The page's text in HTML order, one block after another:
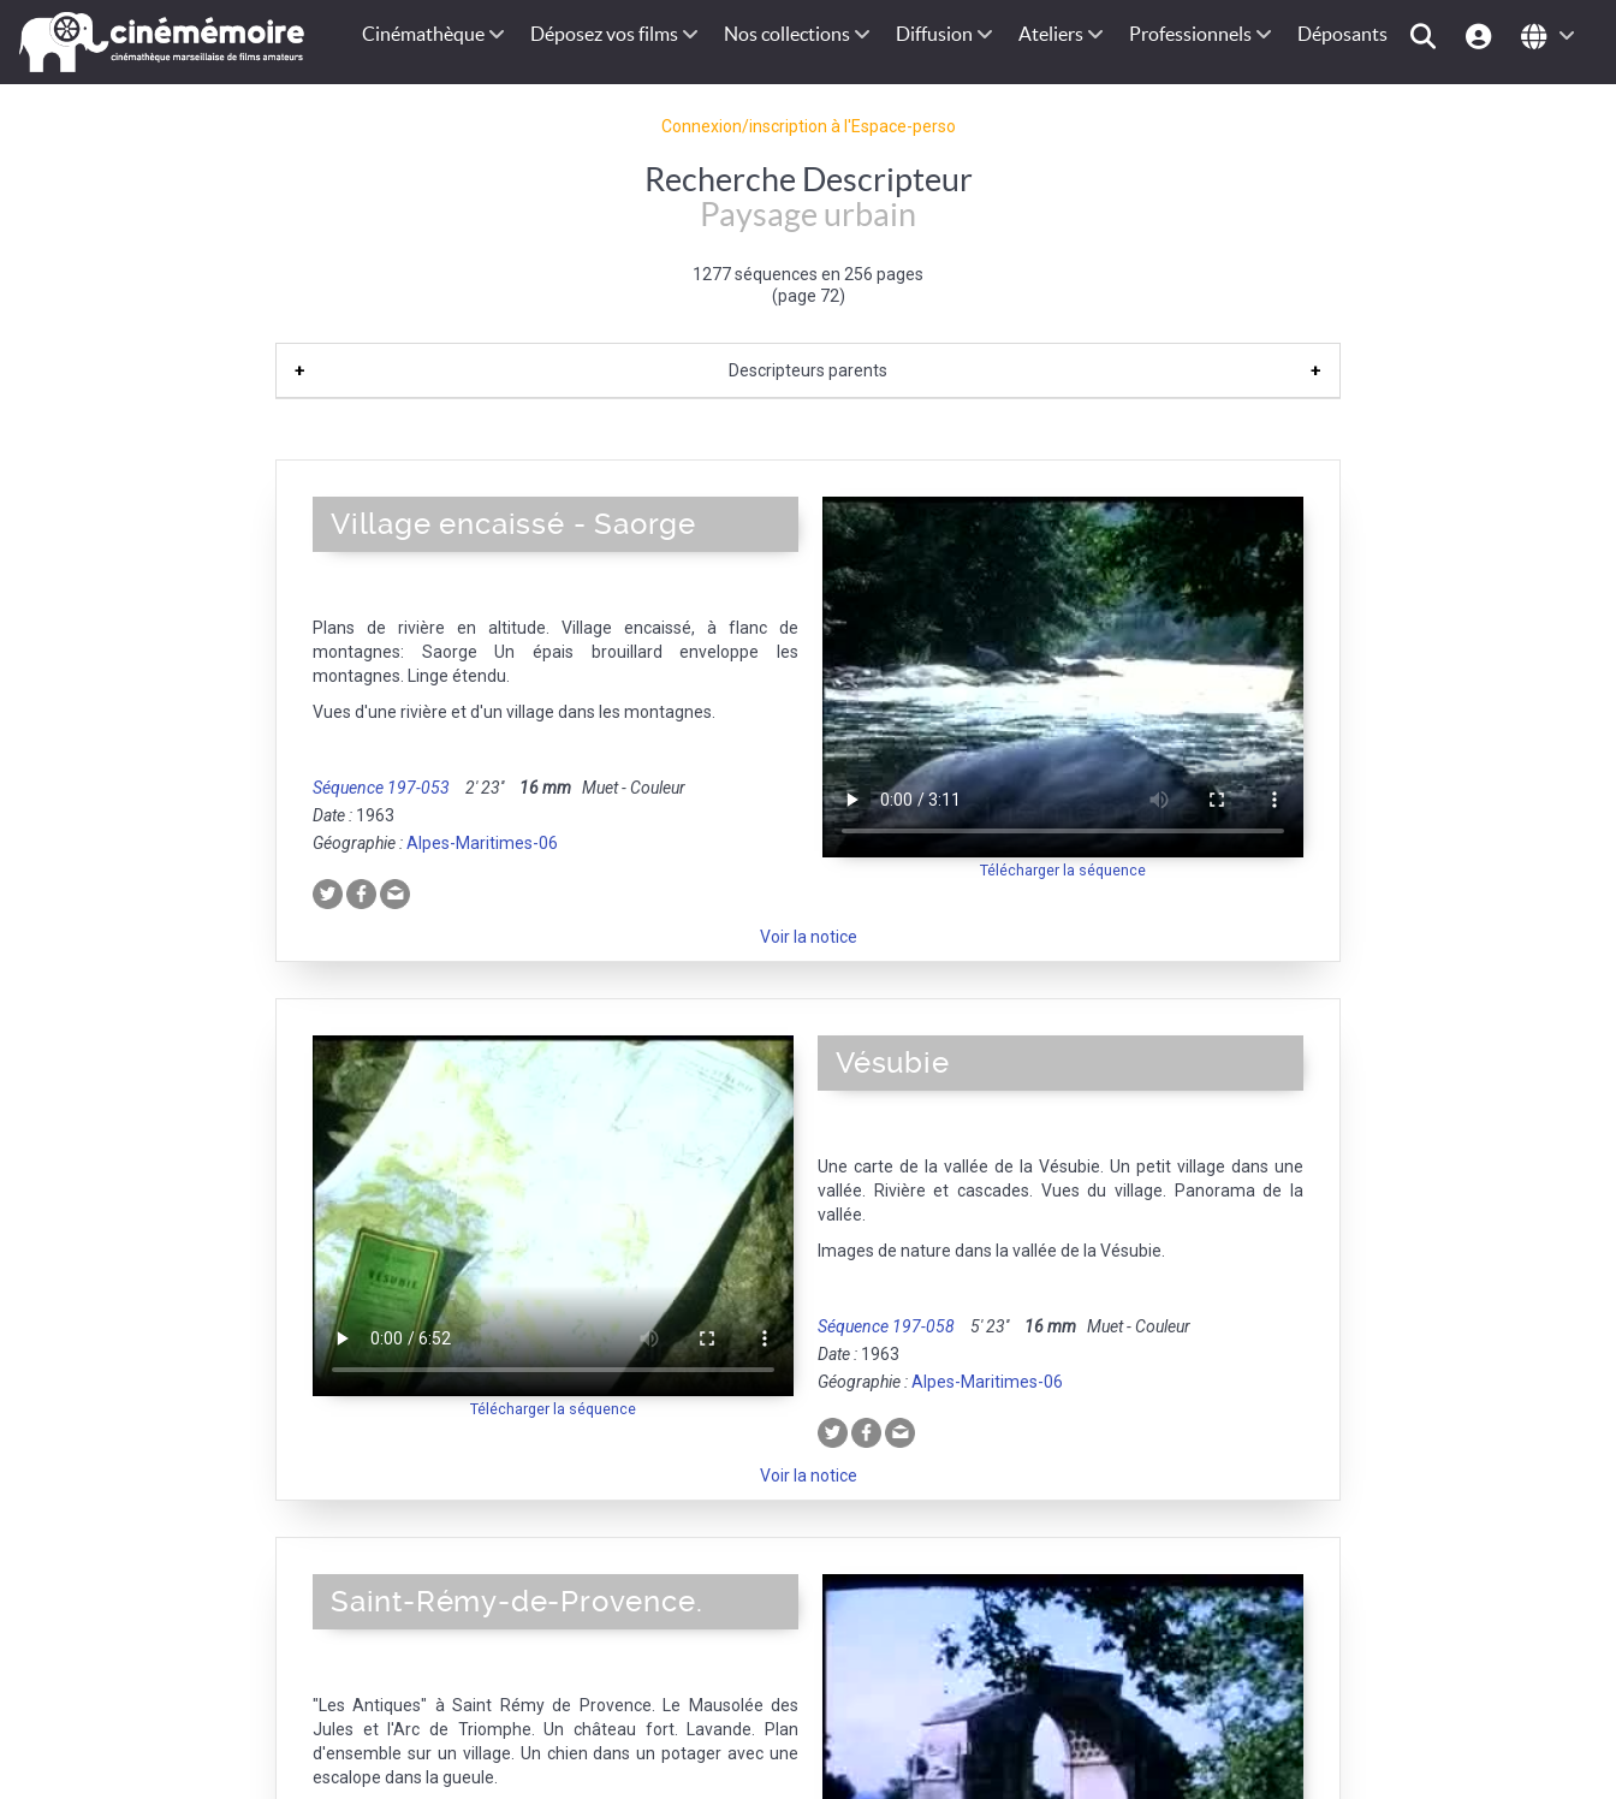
Cinémathèque Déposez vos films Nos collections Diffusion Ateliers Professionnels Déposants
Connexion/inscription à l'Espace-perso
Recherche Descripteur
Paysage urbain
1277 séquences en 256 pages
(page 72)
Descripteurs parents
Télécharger la séquence
Village encaissé - Saorge
Plans de rivière en altitude. Village encaissé, à flanc de
montagnes: Saorge Un épais brouillard enveloppe les
montagnes. Linge étendu.
Vues d'une rivière et d'un village dans les montagnes.
Séquence 197-053 2' 23'' 16 mm Muet - Couleur
Date : 1963
Géographie :Alpes-Maritimes-06
Voir la notice
Télécharger la séquence
Vésubie
Une carte de la vallée de la Vésubie. Un petit village dans une
vallée. Rivière et cascades. Vues du village. Panorama de la
vallée.
Images de nature dans la vallée de la Vésubie.
Séquence 197-058 5' 23'' 16 mm Muet - Couleur
Date : 1963
Géographie :Alpes-Maritimes-06
Voir la notice
Saint-Rémy-de-Provence.
"Les Antiques" à Saint Rémy de Provence. Le Mausolée des
Jules et l'Arc de Triomphe. Un château fort. Lavande. Plan
d'ensemble sur un village. Un chien dans un potager avec une
escalope dans la gueule.